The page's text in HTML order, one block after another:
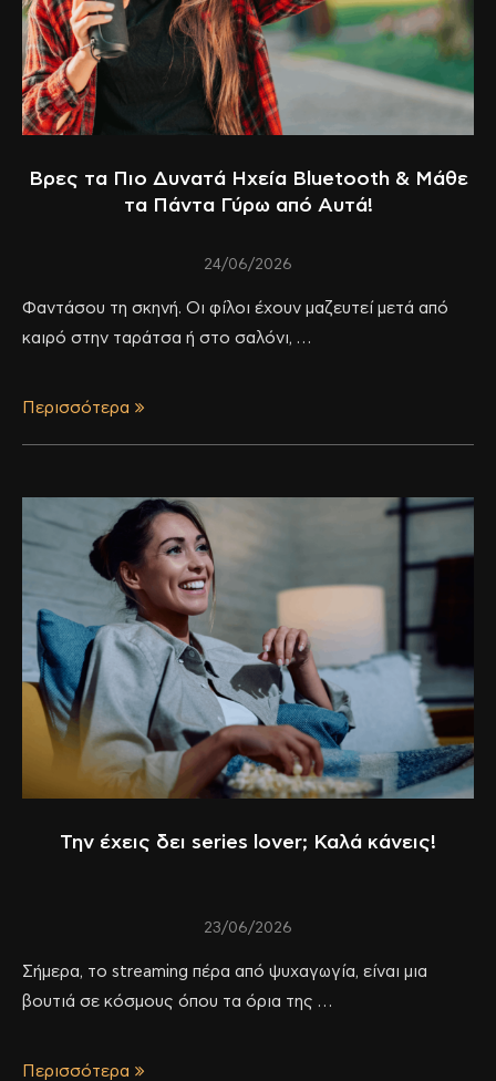
Βρες τα Πιο Δυνατά Ηχεία Bluetooth & Μάθε
τα Πάντα Γύρω από Αυτά!
24/06/2026
Φαντάσου τη σκηνή. Οι φίλοι έχουν μαζευτεί μετά από
καιρό στην ταράτσα ή στο σαλόνι, …
Περισσότερα
Την έχεις δει series lover; Καλά κάνεις!
23/06/2026
Σήμερα, το streaming πέρα από ψυχαγωγία, είναι μια
βουτιά σε κόσμους όπου τα όρια της …
Περισσότερα